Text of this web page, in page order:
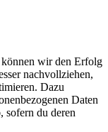
können wir den Erfolg
nachvollziehen,
Dazu
Daten
sofern du deren